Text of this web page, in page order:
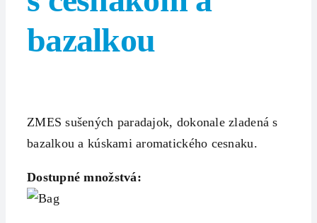
bazalkou
ZMES sušených paradajok, dokonale zladená s
bazalkou a kúskami aromatického cesnaku.
Dostupné množstvá: